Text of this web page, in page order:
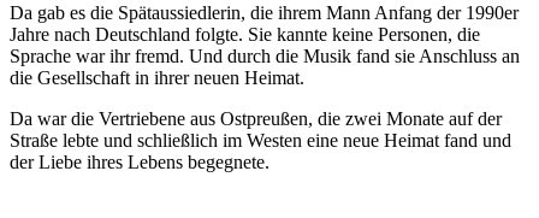
Da gab es die Spätaussiedlerin, die ihrem Mann Anfang der 1990er
Jahre nach Deutschland folgte. Sie kannte keine Personen, die
Sprache war ihr fremd. Und durch die Musik fand sie Anschluss an
die Gesellschaft in ihrer neuen Heimat.
Da war die Vertriebene aus Ostpreußen, die zwei Monate auf der
Straße lebte und schließlich im Westen eine neue Heimat fand und
der Liebe ihres Lebens begegnete.